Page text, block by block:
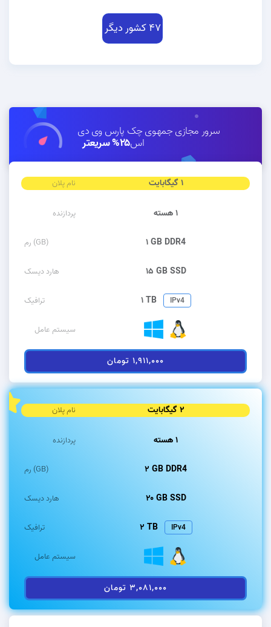
۴۷ کشور دیگر
سرور مجازی جمهوی چک پارس وی دی
اس۲۵% سریعتر
نام پلان ۱ گیگابایت
پردازنده ۱ هسته
رم (GB) ۱ GB DDR4
هارد دیسک ۱۵ GB SSD
ترافیک ۱ TB IPv4
سیستم عامل
۱,۹۱۱,۰۰۰ تومان
نام پلان ۲ گیگابایت
پردازنده ۱ هسته
رم (GB) ۲ GB DDR4
هارد دیسک ۲۰ GB SSD
ترافیک ۲ TB IPv4
سیستم عامل
۳,۰۸۱,۰۰۰ تومان